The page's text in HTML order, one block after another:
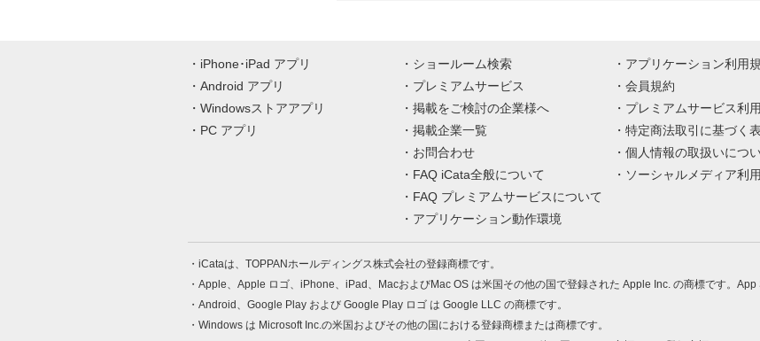
iPhone･iPad アプリ
Android アプリ
Windowsストアアプリ
PC アプリ
ショールーム検索
プレミアムサービス
掲載をご検討の企業様へ
掲載企業一覧
お問合わせ
FAQ iCata全般について
FAQ プレミアムサービスについて
アプリケーション動作環境
アプリケーション利用
会員規約
プレミアムサービス利
特定商法取引に基づく
個人情報の取扱いにつ
ソーシャルメディア利
iCataは、TOPPANホールディングス株式会社の登録商標です。
Apple、Apple ロゴ、iPhone、iPad、MacおよびMac OS は米国その他の国で登録された Apple Inc. の商標です。App
Android、Google Play および Google Play ロゴ は Google LLC の商標です。
Windows は Microsoft Inc.の米国およびその他の国における登録商標または商標です。